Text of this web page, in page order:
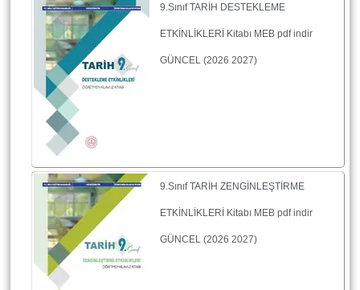
9.Sınıf TARİH DESTEKLEME
ETKİNLİKLERİ Kitabı MEB pdf indir
GÜNCEL (2026 2027)
9.Sınıf TARİH ZENGİNLEŞTİRME
ETKİNLİKLERİ Kitabı MEB pdf indir
GÜNCEL (2026 2027)